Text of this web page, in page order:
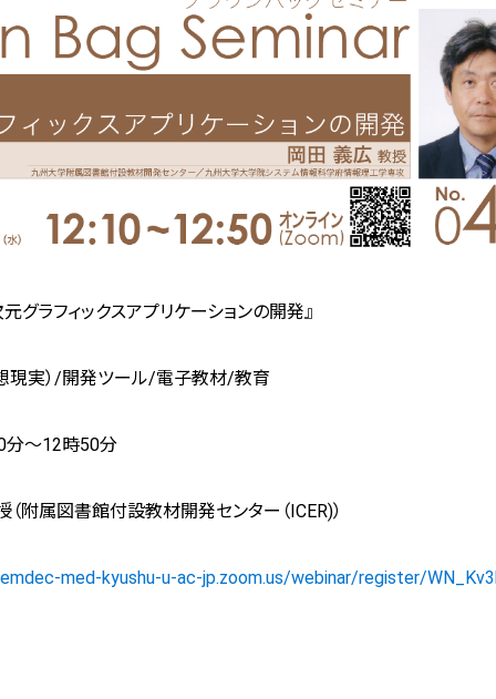
グラフィックスアプリケーションの開発』
想現実）/開発ツール/電子教材/教育
分～12時50分
附属図書館付設教材開発センター（ICER)）
med-kyushu-u-ac-jp.zoom.us/webinar/register/